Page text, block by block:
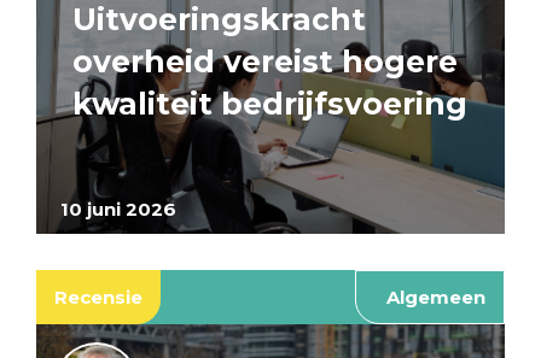
10 juni 2026
Uitvoeringskracht
overheid vereist hogere
kwaliteit bedrijfsvoering
Recensie Algemeen